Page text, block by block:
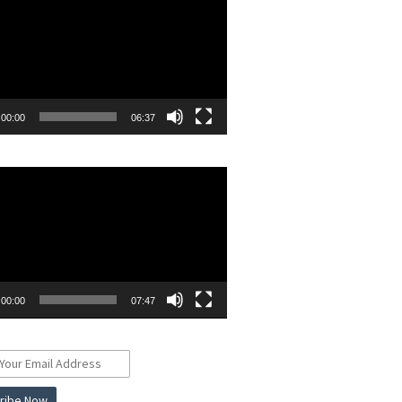
00:00 06:37
00:00 07:47